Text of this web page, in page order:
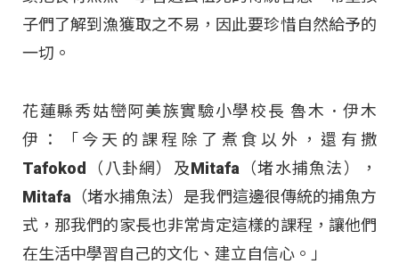
子們了解到漁獲取之不易，因此要珍惜自然給予的
一切。
花蓮縣秀姑巒阿美族實驗小學校長 魯木．伊木
伊：「今天的課程除了煮食以外，還有撒
Tafokod（八卦網）及Mitafa（堵水捕魚法），
Mitafa（堵水捕魚法）是我們這邊很傳統的捕魚方
式，那我們的家長也非常肯定這樣的課程，讓他們
在生活中學習自己的文化、建立自信心。」